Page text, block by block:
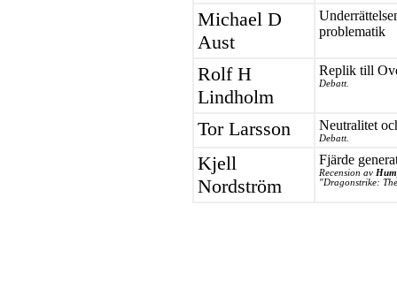
Michael D
Aust
problematik
Rolf H
Lindholm
Replik till
Debatt.
Tor Larsson Neutralitet
Debatt.
Kjell
Nordström
Fjärde
Recension av
"Dragonstrike: